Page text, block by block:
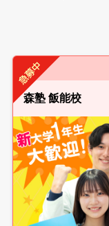
森塾 飯能校